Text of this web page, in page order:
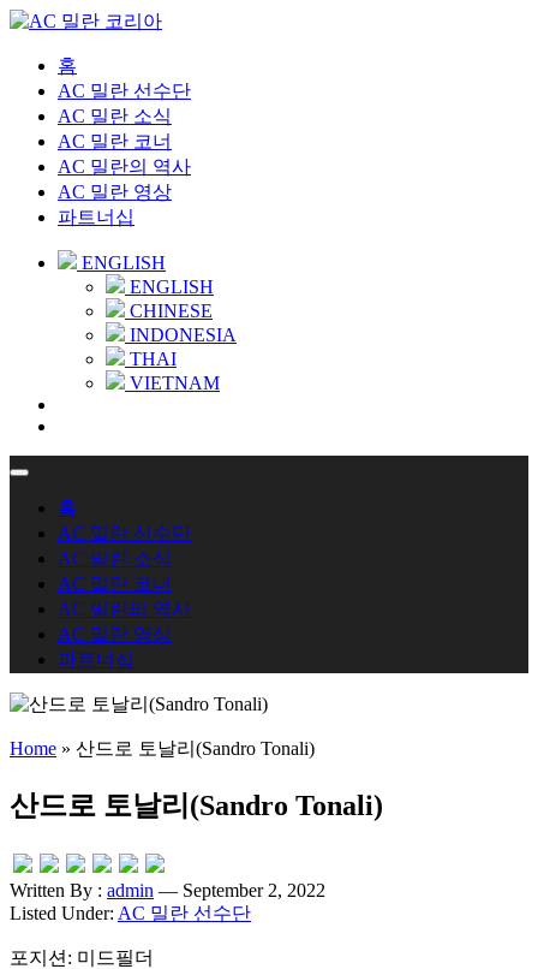
홈
AC 밀란 선수단
AC 밀란 소식
AC 밀란 코너
AC 밀란의 역사
AC 밀란 영상
파트너십
ENGLISH
ENGLISH
CHINESE
INDONESIA
THAI
VIETNAM
홈
AC 밀란 선수단
AC 밀란 소식
AC 밀란 코너
AC 밀란의 역사
AC 밀란 영상
파트너십
Home » 산드로 토날리(Sandro Tonali)
산드로 토날리(Sandro Tonali)
Written By : admin — September 2, 2022
Listed Under: AC 밀란 선수단
포지션: 미드필더